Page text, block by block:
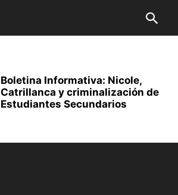
Boletina Informativa: Nicole,
Catrillanca y criminalización de
Estudiantes Secundarios